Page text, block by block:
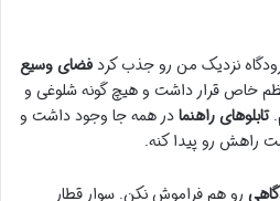
نزدیک من رو جذب کردفضای وسیع
خاص قرار داشت و هیچ گونه شلوغی و
تابلوهای راهنمادر همه جا وجود داشت و
راهش رو پیدا کنه.
رو هم فراموش نکن. سوار قطار